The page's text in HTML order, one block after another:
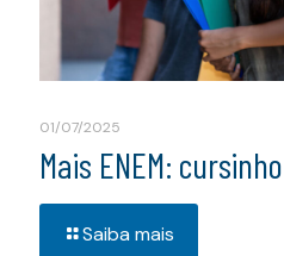
01/07/2025
Mais ENEM:
Saiba mais